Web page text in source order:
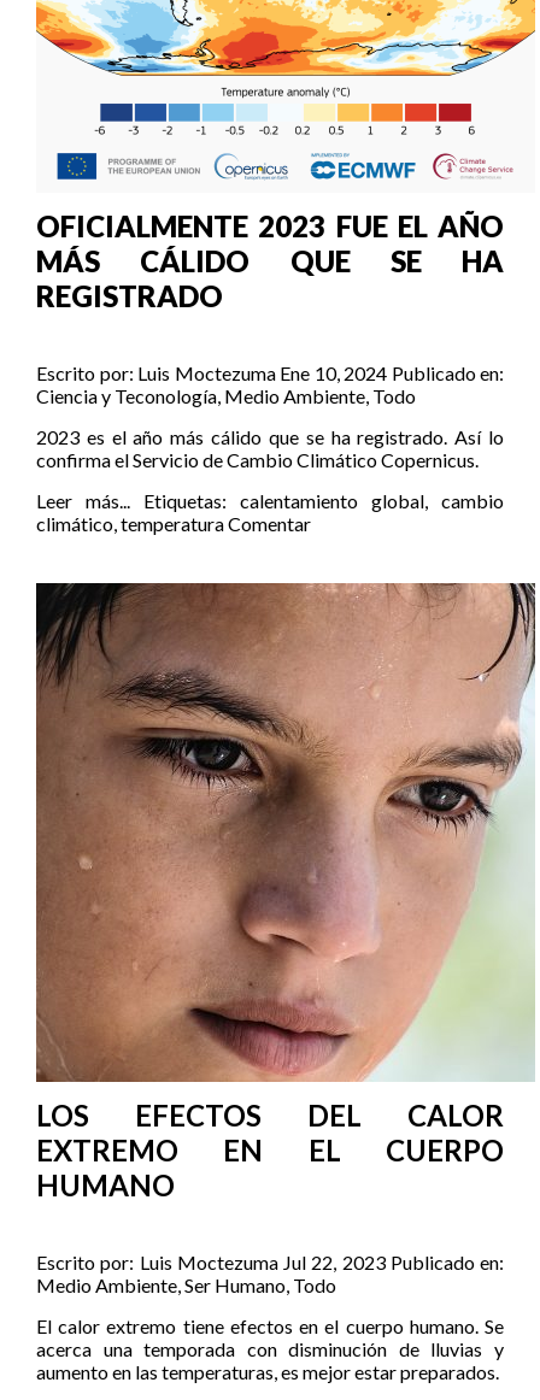
OFICIALMENTE 2023 FUE EL AÑO
MÁS CÁLIDO QUE SE HA
REGISTRADO
Escrito por: Luis Moctezuma Ene 10, 2024 Publicado en:
Ciencia y Teconología, Medio Ambiente, Todo
2023 es el año más cálido que se ha registrado. Así lo
confirma el Servicio de Cambio Climático Copernicus.
Leer más...
Etiquetas: calentamiento global, cambio
climático,temperaturaComentar
LOS EFECTOS DEL CALOR
EXTREMO EN EL CUERPO
HUMANO
Escrito por: Luis Moctezuma Jul 22, 2023 Publicado en:
Medio Ambiente,Ser Humano, Todo
El calor extremo tiene efectos en el cuerpo humano. Se
acerca una temporada con disminución de lluvias y
aumento en las temperaturas, es mejor estar preparados.